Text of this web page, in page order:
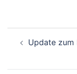
Update zum